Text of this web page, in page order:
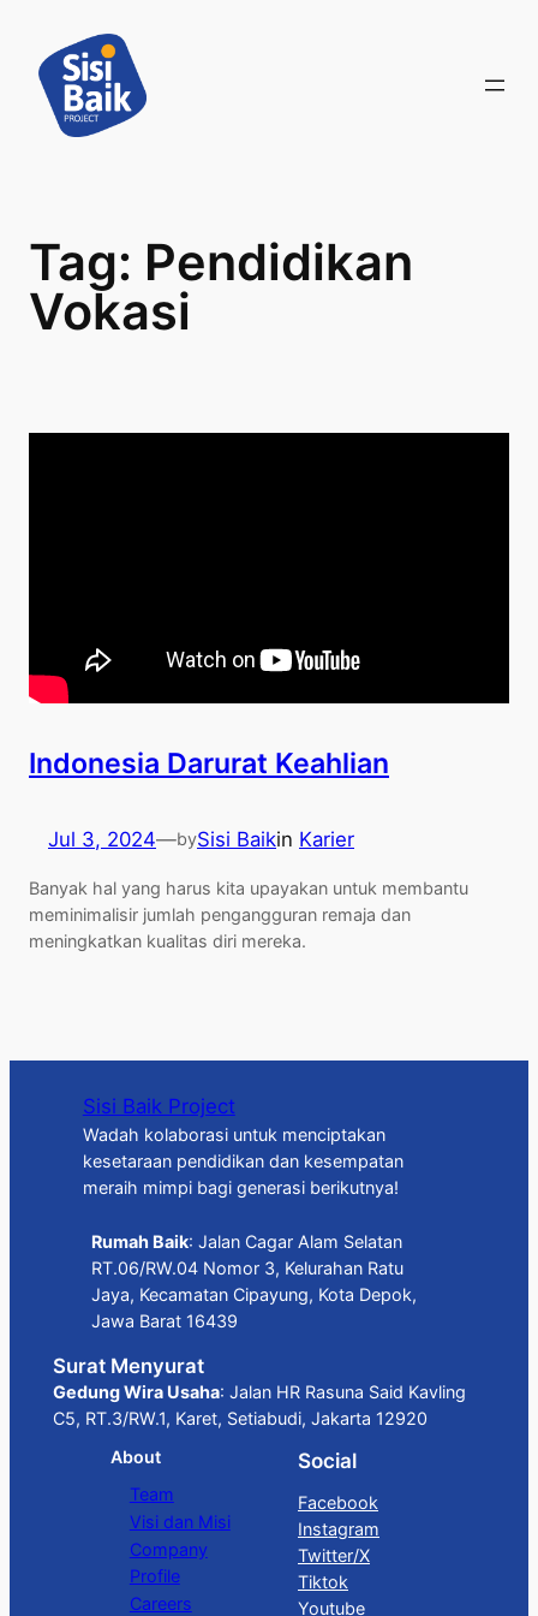
content
Tag: Pendidikan
Vokasi
Indonesia Darurat Keahlian
Jul 3, 2024—bySisi Baikin Karier
Banyak hal yang harus kita upayakan untuk membantu
meminimalisir jumlah pengangguran remaja dan
meningkatkan kualitas diri mereka.
Sisi Baik Project
Wadah kolaborasi untuk menciptakan
kesetaraan pendidikan dan kesempatan
meraih mimpi bagi generasi berikutnya!
Rumah Baik: Jalan Cagar Alam Selatan
RT.06/RW.04 Nomor 3, Kelurahan Ratu
Jaya, Kecamatan Cipayung, Kota Depok,
Jawa Barat 16439
Surat Menyurat
Gedung Wira Usaha: Jalan HR Rasuna Said Kavling
C5, RT.3/RW.1, Karet, Setiabudi, Jakarta 12920
About
Team
Visi dan Misi
Company
Profile
Careers
Social
Facebook
Instagram
Twitter/X
Tiktok
Youtube